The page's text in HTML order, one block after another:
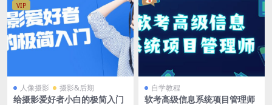
VIP
人像摄影 摄影&后期
给摄影爱好者小白的极简入门
自学教程
软考高级信息系统项目管理师